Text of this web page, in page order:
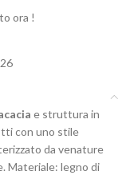
ora !
e struttura in
con uno stile
da venature
Materiale: legno di